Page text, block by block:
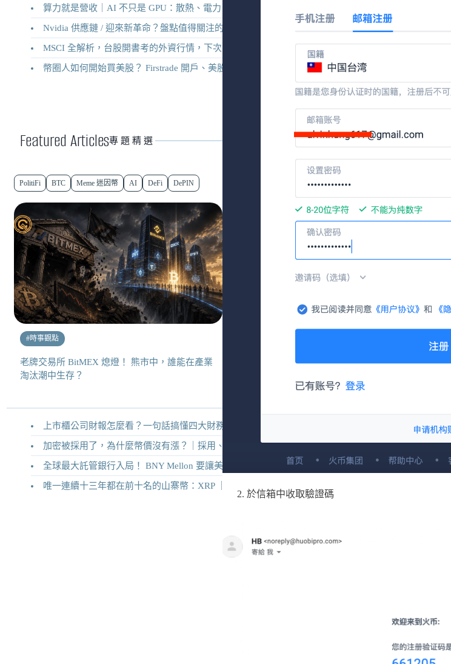
算力就是營收｜AI 不只是 GPU：散熱、電力、機械結構與台股供應鏈
Nvidia 供應鏈 / 迎來新革命？盤點值得關注的二十家供應鏈企業
MSCI 全解析，台股開書考的外資行情，下次調整你準備好了嗎？
幣圈人如何開始買美股？ Firstrade 開戶、美股交易機制完整教學
Featured Articles專題精選
PolitiFi BTC Meme 迷因幣 AI DeFi DePIN
#時事觀點
老牌交易所 BitMEX 熄燈！ 熊市中，誰能在產業
淘汰潮中生存？
上市櫃公司財報怎麼看？一句話搞懂四大財務報表
加密被採用了，為什麼幣價沒有漲？｜採用、收入與代幣價值捕獲
全球最大託管銀行入局！ BNY Mellon 要讓美債交易 24/7 不打烊
唯一連續十三年都在前十名的山寨幣：XRP ｜Ripple 2026 介紹
於信箱中收取驗證碼